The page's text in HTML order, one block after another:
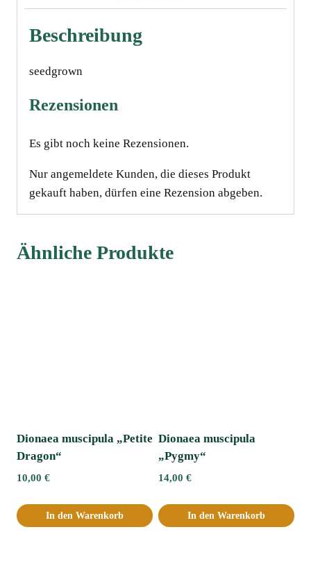
Beschreibung
seedgrown
Rezensionen
Es gibt noch keine Rezensionen.
Nur angemeldete Kunden, die dieses Produkt
gekauft haben, dürfen eine Rezension abgeben.
Ähnliche Produkte
Dionaea muscipula „Petite
Dragon“
10,00 €
In den Warenkorb
Dionaea muscipula
„Pygmy“
14,00 €
In den Warenkorb